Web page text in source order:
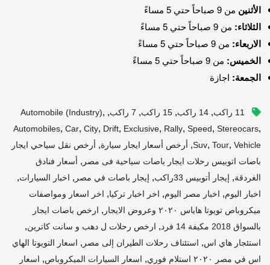
الأثنين من 9 صباحاً حتي 5 مساءً
الثلاثاء: من 9 صباحاً حتي 5 مساءً
الاربعاء: من 9 صباحاً حتي 5 مساءً
الخميس: من 9 صباحاً حتي 5 مساءً
الجمعة: اجازة
11 راكب , 14 راكب , 15 راكب , 7 راكب ,
Automobile (industry),
Automobiles, Car, City, Drift, Exclusive, Rally, Speed, Stereocars,
Suv, Tour, Vehicle
, أرخص أسعار ايجار سيارة, أرخص نقل سياحي ايجار
باصات اتوبيس رحلات ايجار باصات سياحية فى مصر , أسعار فنادق
الغردقة, إيجار أتوبيس 33راكب , إيجار باصات في مصر , اخبار السيارات,
اخبار اليوم, اخبار مصر اليوم, اخر اخبار تركيا, اخر اسعار ومواصفات
ميكروباص تويوتا هاياس ٢٠٢٠ وعروض الايجار
, ارخص باصات ايجار
بالسواق 2018 مكيفة 14 فرد
, ارخص رحلات ل دهب و سانت كاترين,
استئجار هاي اس, استئناف رحلات الطيران إلى مصر , اسعار التويوتا الهاي
اس في مصر ٢٠٢٠ استلام فوري
, اسعار السيارات الميكروباص, اسعار